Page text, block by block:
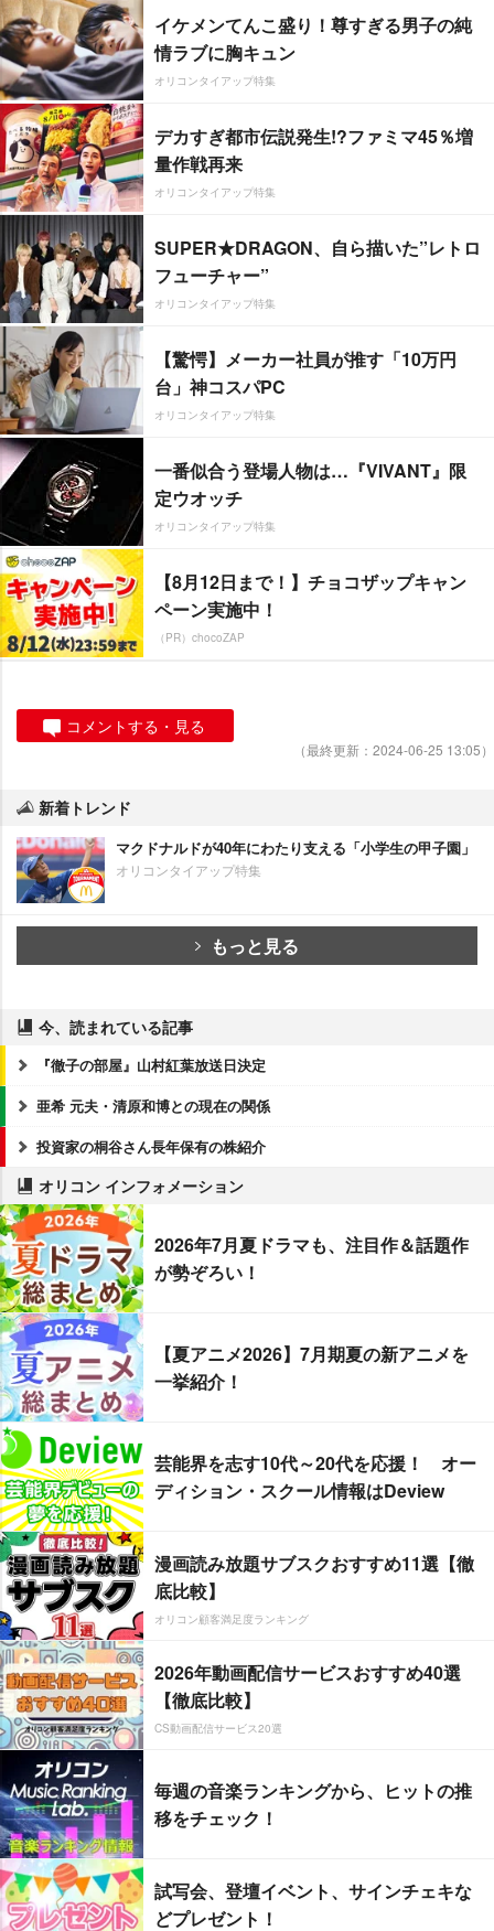
イケメンてんこ盛り！尊すぎる男子の純
情ラブに胸キュン
オリコンタイアップ特集
デカすぎ都市伝説発生!?ファミマ45％増
量作戦再来
オリコンタイアップ特集
SUPER★DRAGON、自ら描いた”レトロ
フューチャー”
オリコンタイアップ特集
【驚愕】メーカー社員が推す「10万円
台」神コスパPC
オリコンタイアップ特集
一番似合う登場人物は…『VIVANT』限
定ウオッチ
オリコンタイアップ特集
【8月12日まで！】チョコザップキャン
ペーン実施中！
（PR）chocoZAP
コメントする・見る
（最終更新：2024-06-25 13:05）
新着トレンド
マクドナルドが40年にわたり支える「小学生の甲子園」
オリコンタイアップ特集
もっと見る
今、読まれている記事
『徹子の部屋』山村紅葉放送日決定
亜希 元夫・清原和博との現在の関係
投資家の桐谷さん長年保有の株紹介
オリコン インフォメーション
2026年7月夏ドラマも、注目作＆話題作
が勢ぞろい！
【夏アニメ2026】7月期夏の新アニメを
一挙紹介！
芸能界を志す10代～20代を応援！ オー
ディション・スクール情報はDeview
漫画読み放題サブスクおすすめ11選【徹
底比較】
オリコン顧客満足度ランキング
2026年動画配信サービスおすすめ40選
【徹底比較】
CS動画配信サービス20選
毎週の音楽ランキングから、ヒットの推
移をチェック！
試写会、登壇イベント、サインチェキな
どプレゼント！